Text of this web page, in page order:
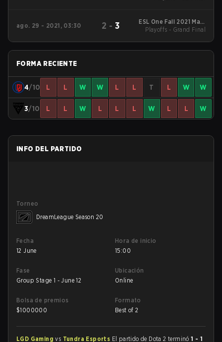
ago. 29 - 2021, 03:30 2 -3
ESL One Fall 2021 Main
Event
Playoffs - Grand Final
FORMA RECIENTE
4/10 L L W W L L T L W W
3/10 L L W L L L W L L W
INFO DEL PARTIDO
Torneo
DreamLeague Season 20
Fecha
12 June
Hora de inicio
15:00
Fase
Group Stage 1 - June 12
Ubicación
Online
Bolsa de premios
$1000000
Formato
Best of 2
LGD Gamingvs Tundra Esports El partido de Dota 2 terminó1 - 1